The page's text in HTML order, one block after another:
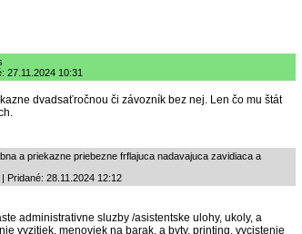
27.11.2024 10:31
dvadsaťročnou či závozník bez nej. Len čo mu štát
a priekazne priebezne frflajuca nadavajuca zavidiaca a
Pridané: 28.11.2024 12:12
administrativne sluzby /asistentske ulohy, ukoly, a
vyzitiek, menoviek na barak, a byty, printing, vycistenie